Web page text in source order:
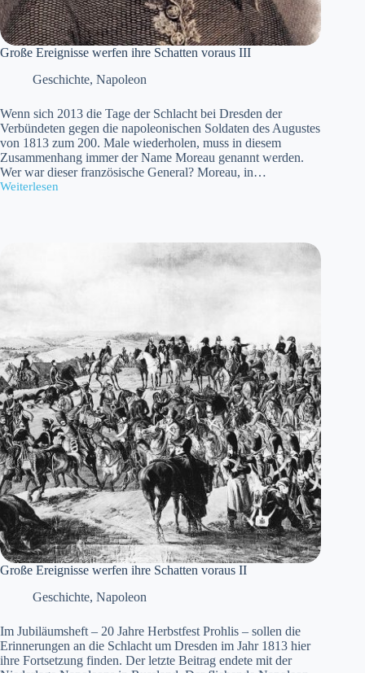
Große Ereignisse werfen ihre Schatten voraus III
Geschichte, Napoleon
Wenn sich 2013 die Tage der Schlacht bei Dresden der
Verbündeten gegen die napoleonischen Soldaten des Augustes
von 1813 zum 200. Male wiederholen, muss in diesem
Zusammenhang immer der Name Moreau genannt werden.
Wer war dieser französische General? Moreau, in…
Weiterlesen
Große
Große Ereignisse werfen ihre Schatten voraus II
Geschichte, Napoleon
Im Jubiläumsheft – 20 Jahre Herbstfest Prohlis – sollen die
Erinnerungen an die Schlacht um Dresden im Jahr 1813 hier
ihre Fortsetzung finden. Der letzte Beitrag endete mit der